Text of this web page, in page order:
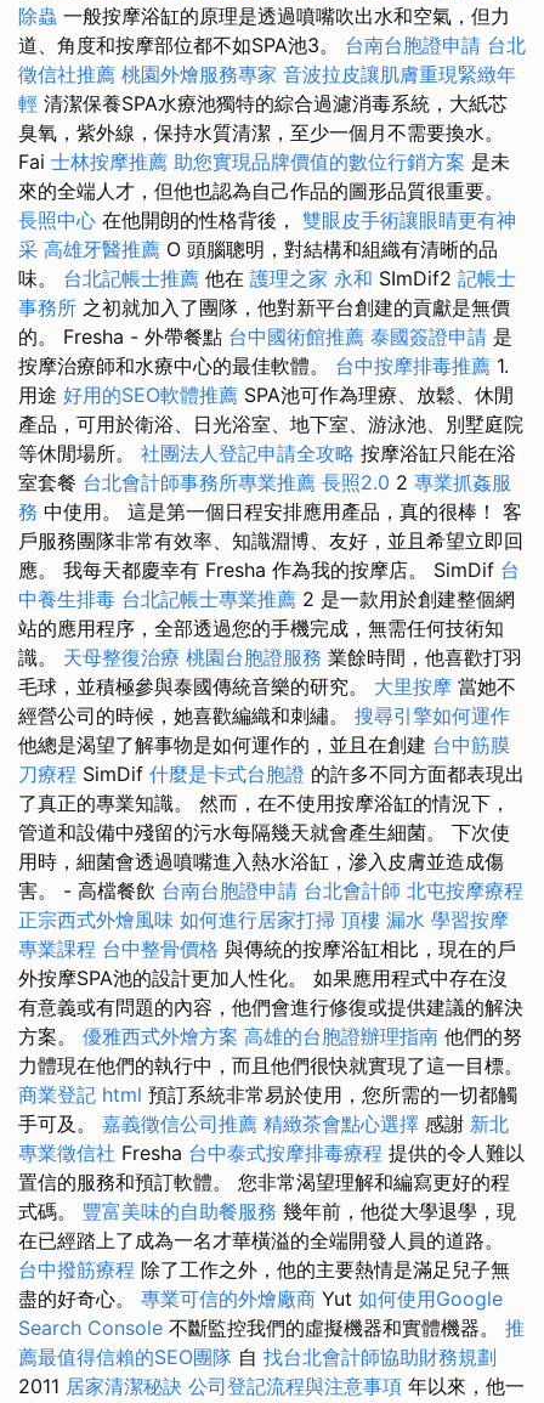
除蟲 一般按摩浴缸的原理是透過噴嘴吹出水和空氣，但力
道、角度和按摩部位都不如SPA池3。 台南台胞證申請 台北
徵信社推薦 桃園外燴服務專家 音波拉皮讓肌膚重現緊緻年
輕 清潔保養SPA水療池獨特的綜合過濾消毒系統，大紙芯
臭氧，紫外線，保持水質清潔，至少一個月不需要換水。
Fai 士林按摩推薦 助您實現品牌價值的數位行銷方案 是未
來的全端人才，但他也認為自己作品的圖形品質很重要。
長照中心 在他開朗的性格背後， 雙眼皮手術讓眼睛更有神
采 高雄牙醫推薦 O 頭腦聰明，對結構和組織有清晰的品
味。 台北記帳士推薦 他在 護理之家 永和 SImDif2 記帳士
事務所 之初就加入了團隊，他對新平台創建的貢獻是無價
的。 Fresha - 外帶餐點 台中國術館推薦 泰國簽證申請 是
按摩治療師和水療中心的最佳軟體。 台中按摩排毒推薦 1.
用途 好用的SEO軟體推薦 SPA池可作為理療、放鬆、休閒
產品，可用於衛浴、日光浴室、地下室、游泳池、別墅庭院
等休閒場所。 社團法人登記申請全攻略 按摩浴缸只能在浴
室套餐 台北會計師事務所專業推薦 長照2.0 2 專業抓姦服
務 中使用。 這是第一個日程安排應用產品，真的很棒！ 客
戶服務團隊非常有效率、知識淵博、友好，並且希望立即回
應。 我每天都慶幸有 Fresha 作為我的按摩店。 SimDif 台
中養生排毒 台北記帳士專業推薦 2 是一款用於創建整個網
站的應用程序，全部透過您的手機完成，無需任何技術知
識。 天母整復治療 桃園台胞證服務 業餘時間，他喜歡打羽
毛球，並積極參與泰國傳統音樂的研究。 大里按摩 當她不
經營公司的時候，她喜歡編織和刺繡。 搜尋引擎如何運作
他總是渴望了解事物是如何運作的，並且在創建 台中筋膜
刀療程 SimDif 什麼是卡式台胞證 的許多不同方面都表現出
了真正的專業知識。 然而，在不使用按摩浴缸的情況下，
管道和設備中殘留的污水每隔幾天就會產生細菌。 下次使
用時，細菌會透過噴嘴進入熱水浴缸，滲入皮膚並造成傷
害。 - 高檔餐飲 台南台胞證申請 台北會計師 北屯按摩療程
正宗西式外燴風味 如何進行居家打掃 頂樓 漏水 學習按摩
專業課程 台中整骨價格 與傳統的按摩浴缸相比，現在的戶
外按摩SPA池的設計更加人性化。 如果應用程式中存在沒
有意義或有問題的內容，他們會進行修復或提供建議的解決
方案。 優雅西式外燴方案 高雄的台胞證辦理指南 他們的努
力體現在他們的執行中，而且他們很快就實現了這一目標。
商業登記 html 預訂系統非常易於使用，您所需的一切都觸
手可及。 嘉義徵信公司推薦 精緻茶會點心選擇 感謝 新北
專業徵信社 Fresha 台中泰式按摩排毒療程 提供的令人難以
置信的服務和預訂軟體。 您非常渴望理解和編寫更好的程
式碼。 豐富美味的自助餐服務 幾年前，他從大學退學，現
在已經踏上了成為一名才華橫溢的全端開發人員的道路。
台中撥筋療程 除了工作之外，他的主要熱情是滿足兒子無
盡的好奇心。 專業可信的外燴廠商 Yut 如何使用Google
Search Console 不斷監控我們的虛擬機器和實體機器。 推
薦最值得信賴的SEO團隊 自 找台北會計師協助財務規劃
2011 居家清潔秘訣 公司登記流程與注意事項 年以來，他一